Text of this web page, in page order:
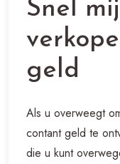
Snel
geld
Als u overweegt
contant geld te
die u kunt